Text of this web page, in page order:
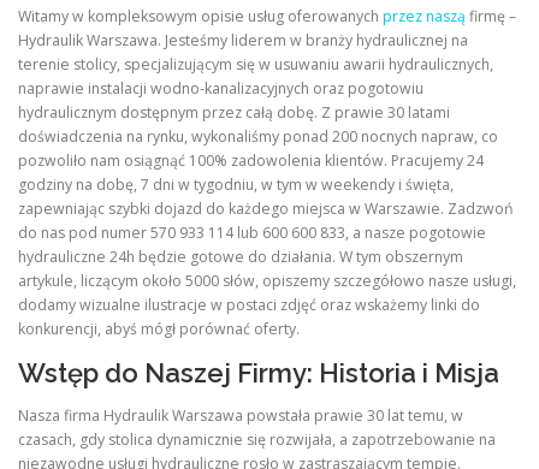
Witamy w kompleksowym opisie usług oferowanych przez naszą firmę –
Hydraulik Warszawa. Jesteśmy liderem w branży hydraulicznej na
terenie stolicy, specjalizującym się w usuwaniu awarii hydraulicznych,
naprawie instalacji wodno-kanalizacyjnych oraz pogotowiu
hydraulicznym dostępnym przez całą dobę. Z prawie 30 latami
doświadczenia na rynku, wykonaliśmy ponad 200 nocnych napraw, co
pozwoliło nam osiągnąć 100% zadowolenia klientów. Pracujemy 24
godziny na dobę, 7 dni w tygodniu, w tym w weekendy i święta,
zapewniając szybki dojazd do każdego miejsca w Warszawie. Zadzwoń
do nas pod numer 570 933 114 lub 600 600 833, a nasze pogotowie
hydrauliczne 24h będzie gotowe do działania. W tym obszernym
artykule, liczącym około 5000 słów, opiszemy szczegółowo nasze usługi,
dodamy wizualne ilustracje w postaci zdjęć oraz wskażemy linki do
konkurencji, abyś mógł porównać oferty.
Wstęp do Naszej Firmy: Historia i Misja
Nasza firma Hydraulik Warszawa powstała prawie 30 lat temu, w
czasach, gdy stolica dynamicznie się rozwijała, a zapotrzebowanie na
niezawodne usługi hydrauliczne rosło w zastraszającym tempie.